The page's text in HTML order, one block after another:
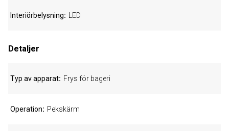
Interiörbelysning LED
Detaljer
Typ av apparat Frys för bageri
Operation Pekskärm